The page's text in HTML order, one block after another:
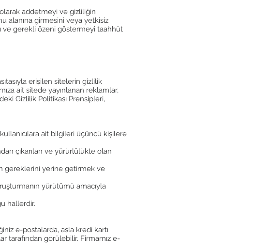
addetmeyi ve gizliliğin
alanına girmesini veya yetkisiz
ve gerekli özeni göstermeyi taahhüt
erişilen sitelerin gizlilik
ait sitede yayınlanan reklamlar,
Gizlilik Politikası Prensipleri,
kullanıcılara ait bilgileri üçüncü kişilere
çıkarılan ve yürürlülükte olan
gereklerini yerine getirmek ve
yürütümü amacıyla
hallerdir.
e-postalarda, asla kredi kartı
tarafından görülebilir. Firmamız e-